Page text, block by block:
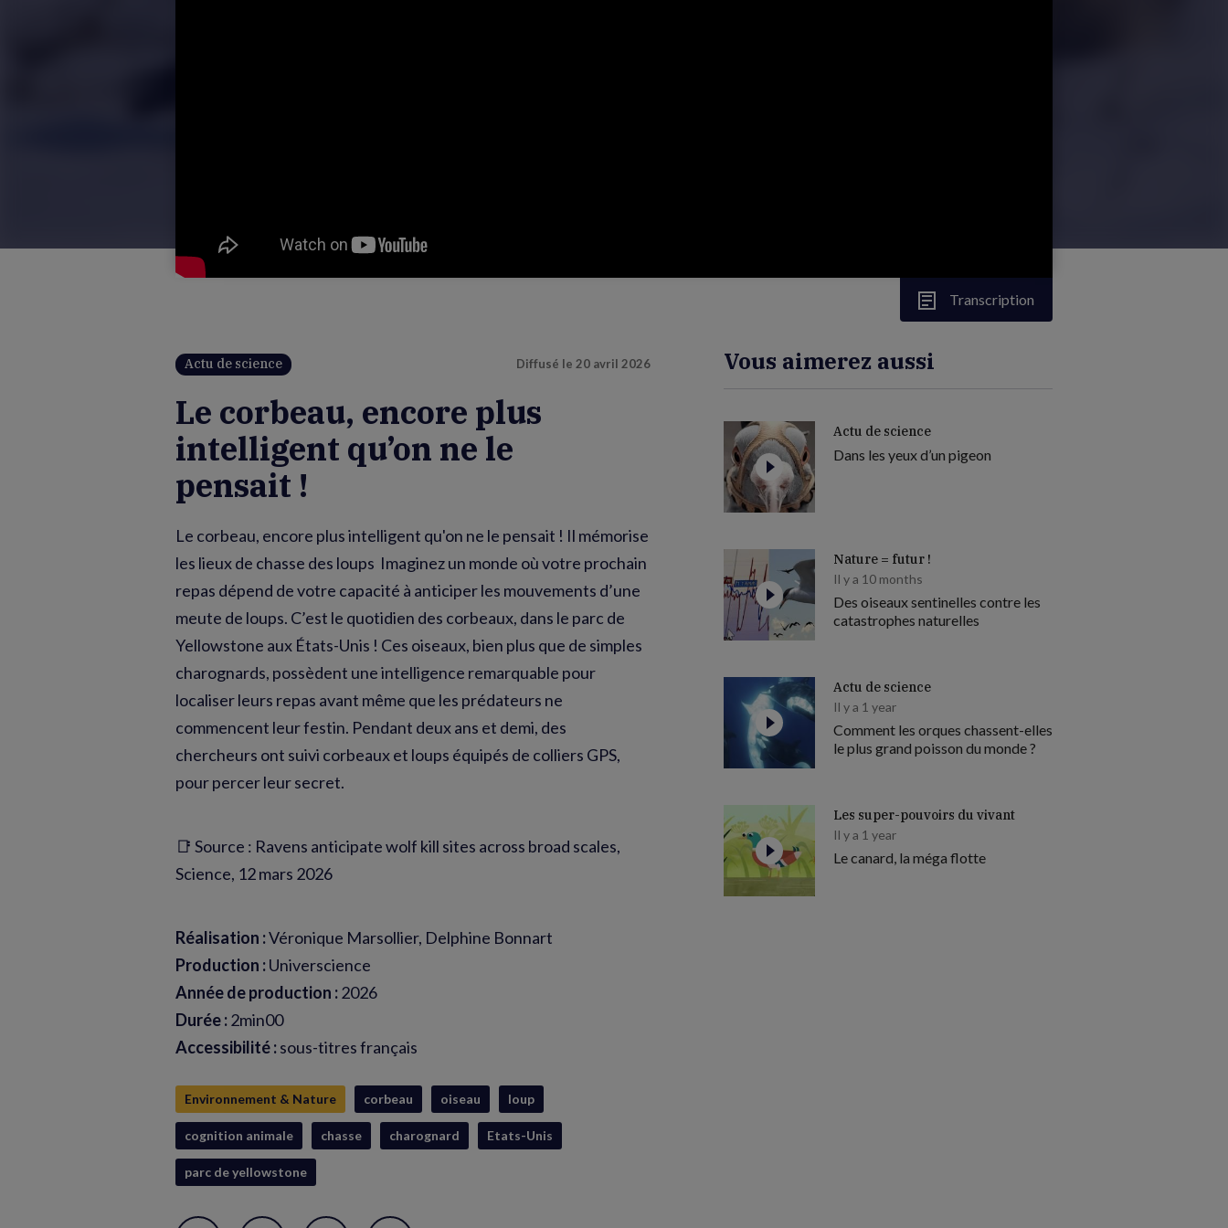
Transcription
Actu de science Diffusé le 20 avril 2026
Le corbeau, encore plus
intelligent qu’on ne le
pensait !
Le corbeau, encore plus intelligent qu'on ne le pensait ! Il mémorise
les lieux de chasse des loups Imaginez un monde où votre prochain
repas dépend de votre capacité à anticiper les mouvements d’une
meute de loups. C’est le quotidien des corbeaux, dans le parc de
Yellowstone aux États-Unis ! Ces oiseaux, bien plus que de simples
charognards, possèdent une intelligence remarquable pour
localiser leurs repas avant même que les prédateurs ne
commencent leur festin. Pendant deux ans et demi, des
chercheurs ont suivi corbeaux et loups équipés de colliers GPS,
pour percer leur secret.
📑 Source : Ravens anticipate wolf kill sites across broad scales,
Science, 12 mars 2026
Réalisation :Véronique Marsollier, Delphine Bonnart
Production :Universcience
Année de production :2026
Durée :2min00
Accessibilité :sous-titres français
Environnement & Nature corbeau oiseau loup
cognition animale chasse charognard Etats-Unis
parc de yellowstone
Vous aimerez aussi
Actu de science
Dans les yeux d’un pigeon
Nature = futur !
Il y a 10 months
Des oiseaux sentinelles contre les
catastrophes naturelles
Actu de science
Il y a 1 year
Comment les orques chassent-elles
le plus grand poisson du monde ?
Les super-pouvoirs du vivant
Il y a 1 year
Le canard, la méga flotte